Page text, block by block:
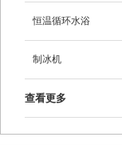
恒温循环水浴
制冰机
查看更多